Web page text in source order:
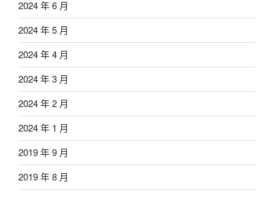
2024 年 6 月
2024 年 5 月
2024 年 4 月
2024 年 3 月
2024 年 2 月
2024 年 1 月
2019 年 9 月
2019 年 8 月